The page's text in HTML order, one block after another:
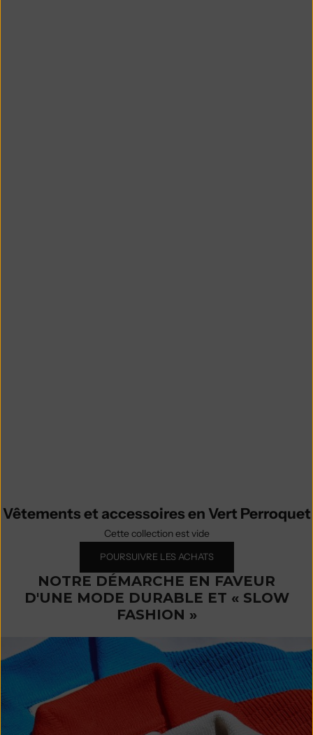
Vêtements et accessoires en Vert Perroquet
Cette collection est vide
POURSUIVRE LES ACHATS
NOTRE DÉMARCHE EN FAVEUR
D'UNE MODE DURABLE ET « SLOW
FASHION »